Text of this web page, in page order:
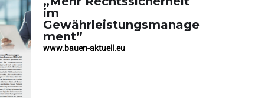
im
Gewährleistungsmanage
ment”
www.bauen-aktuell.eu